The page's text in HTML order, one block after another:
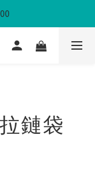
鏈袋